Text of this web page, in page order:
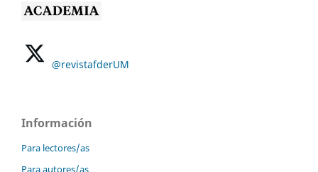
@revistafderUM
Información
Para lectores/as
Para autores/as